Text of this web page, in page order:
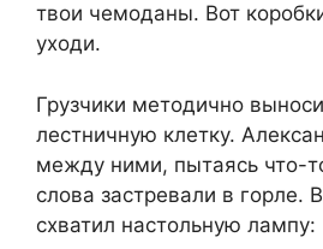
твои чемоданы. Вот
уходи.
Грузчики методично
лестничную клетку.
между ними, пытаясь что-
слова застревали в горле.
схватил настольную лампу: